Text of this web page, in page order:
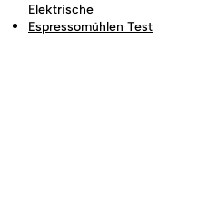
Elektrische
Espressomühlen Test